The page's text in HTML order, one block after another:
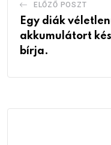
ELŐZŐ POSZT
Egy diák
akkumulátort
bírja.